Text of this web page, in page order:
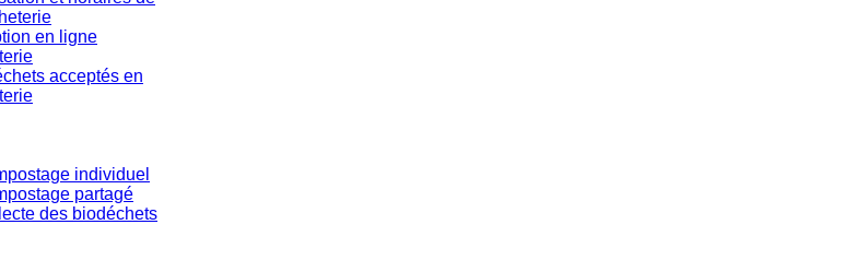
en ligne
acceptés en
individuel
partagé
des biodéchets